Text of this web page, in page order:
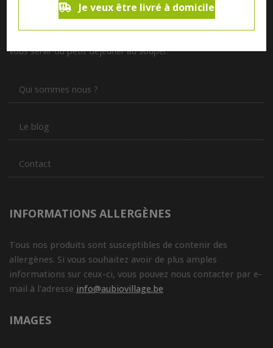
Je veux être livré à domicile
Notre magasin situé à Quevaucamps réunit sous son toit les
vous servir du petit déjeuner au souper.
Qui sommes nous ?
Le blog
Contact
INFORMATIONS ALLERGÈNES
Tous nos produits sont susceptibles de contenir des
allergènes. Si vous souhaitez avoir de plus amples
informations sur ceux-ci, vous pouvez nous contacter par e-
mail à l'adresse info@aubiovillage.be
IMAGES